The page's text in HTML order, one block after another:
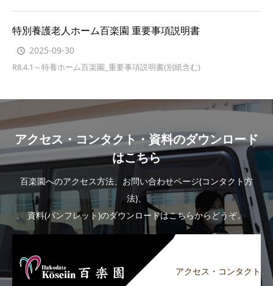
特別養護老人ホーム百楽園 重要事項説明書
2025-09-30
R8.4.1～特養ホーム百楽園_重要事項説明書(別紙含む)
アクセス・コンタクト・資料のダウンロード
はこちら
百楽園へのアクセス方法、お問い合わせページ(コンタクト方
法)、
資料(パンフレット)のダウンロードはこちらからどうぞ。
アクセス・コンタクト